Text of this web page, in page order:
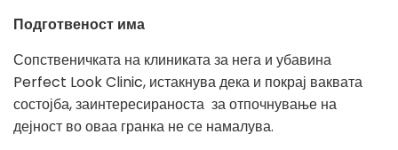
Подготвеност има
Сопственичката на клиниката за нега и убавина
Perfect Look Clinic, истакнува дека и покрај ваквата
состојба, заинтересираноста за отпочнување на
дејност во оваа гранка не се намалува.